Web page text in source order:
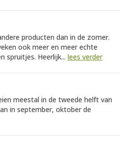
producten dan in de zomer.
ook meer en meer echte
spruitjes. Heerlijk... lees verder
meestal in de tweede helft van
in september, oktober de